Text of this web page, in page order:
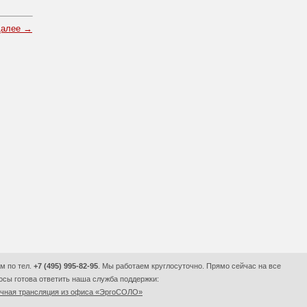
→
по тел. +7 (495) 995-82-95 . Мы работаем круглосуточно. Прямо сейчас на все
готова ответить наша служба поддержки:
трансляция из офиса «ЭргоСОЛО»